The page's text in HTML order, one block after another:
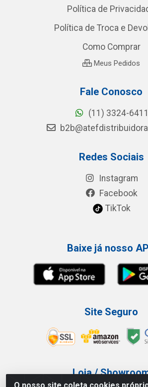
Política de
Política de Troca e
Como Comprar
Meus Pedidos
Fale Conosco
(11) 3324-6411
Redes Sociais
Instagram
Facebook
TikTok
Baixe já nosso
Site Seguro
Loja /